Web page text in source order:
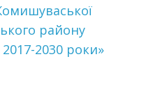
району
2017-2030 роки»